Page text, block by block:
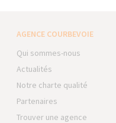
AGENCE COURBEVOIE
Qui sommes-nous
Actualités
Notre charte qualité
Partenaires
Trouver une agence